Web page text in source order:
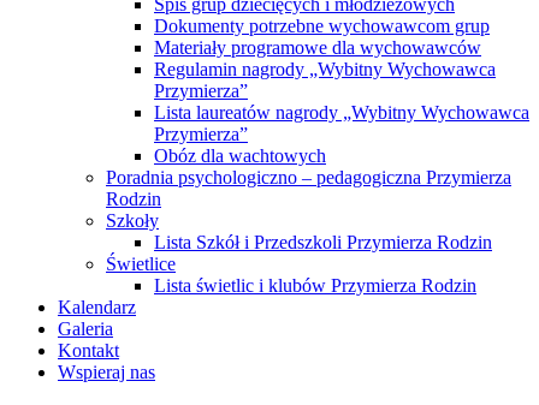
Spis grup dziecięcych i młodzieżowych
Dokumenty potrzebne wychowawcom grup
Materiały programowe dla wychowawców
Regulamin nagrody „Wybitny Wychowawca
Przymierza”
Lista laureatów nagrody „Wybitny Wychowawca
Przymierza”
Obóz dla wachtowych
Poradnia psychologiczno – pedagogiczna Przymierza
Rodzin
Szkoły
Lista Szkół i Przedszkoli Przymierza Rodzin
Świetlice
Lista świetlic i klubów Przymierza Rodzin
Kalendarz
Galeria
Kontakt
Wspieraj nas